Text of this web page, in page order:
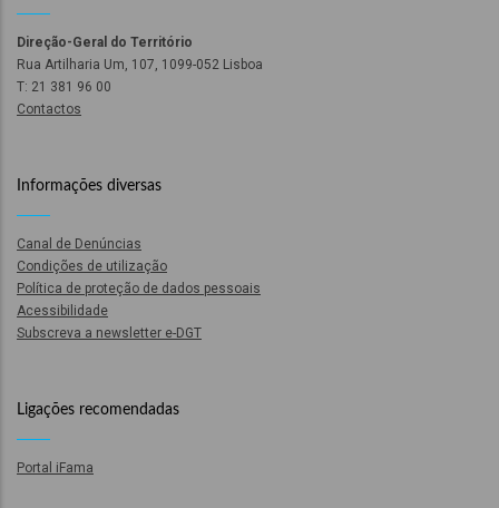
Direção-Geral do Território
Rua Artilharia Um, 107, 1099-052 Lisboa
T: 21 381 96 00
Contactos
Informações diversas
Canal de Denúncias
Condições de utilização
Política de proteção de dados pessoais
Acessibilidade
Subscreva a newsletter e-DGT
Ligações recomendadas
Portal iFama